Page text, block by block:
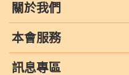
關於我們
本會服務
訊息專區